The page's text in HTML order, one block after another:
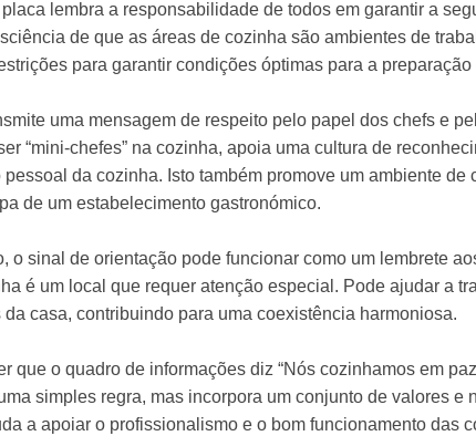
lembra a responsabilidade de todos em garantir a
de que as áreas de cozinha são ambientes de
para garantir condições óptimas para a
uma mensagem de respeito pelo papel dos chefs e
“mini-chefes” na cozinha, apoia uma cultura de
da cozinha. Isto também promove um ambiente
de um estabelecimento gastronómico.
o sinal de orientação pode funcionar como um lembrete
é um local que requer atenção especial. Pode ajudar a
casa, contribuindo para uma coexistência harmoniosa.
que o quadro de informações diz “Nós cozinhamos em
simples regra, mas incorpora um conjunto de valores e
a apoiar o profissionalismo e o bom funcionamento das